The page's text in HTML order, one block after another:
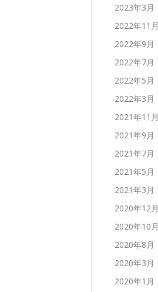
2023年3月
2022年11月
2022年9月
2022年7月
2022年5月
2022年3月
2021年11月
2021年9月
2021年7月
2021年5月
2021年3月
2020年12月
2020年10月
2020年8月
2020年3月
2020年1月